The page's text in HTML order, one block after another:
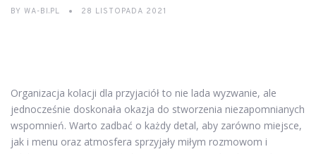
BY WA-BI.PL 28 LISTOPADA 2021
Organizacja kolacji dla przyjaciół to nie lada wyzwanie, ale
jednocześnie doskonała okazja do stworzenia niezapomnianych
wspomnień. Warto zadbać o każdy detal, aby zarówno miejsce,
jak i menu oraz atmosfera sprzyjały miłym rozmowom i